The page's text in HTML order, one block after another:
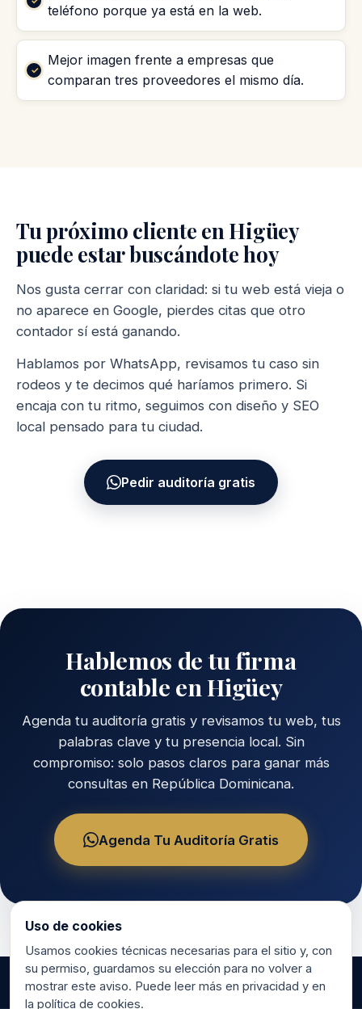
teléfono porque ya está en la web.
Mejor imagen frente a empresas que
comparan tres proveedores el mismo día.
Tu próximo cliente en Higüey
puede estar buscándote hoy
Nos gusta cerrar con claridad: si tu web está vieja o
no aparece en Google, pierdes citas que otro
contador sí está ganando.
Hablamos por WhatsApp, revisamos tu caso sin
rodeos y te decimos qué haríamos primero. Si
encaja con tu ritmo, seguimos con diseño y SEO
local pensado para tu ciudad.
Pedir auditoría gratis
Hablemos de tu firma
contable en Higüey
Agenda tu auditoría gratis y revisamos tu web, tus
palabras clave y tu presencia local. Sin
compromiso: solo pasos claros para ganar más
consultas en República Dominicana.
Agenda Tu Auditoría Gratis
Uso de cookies
Usamos cookies técnicas necesarias para el sitio y, con
su permiso, guardamos su elección para no volver a
mostrar este aviso. Puede leer más en privacidad y en
la política de cookies.